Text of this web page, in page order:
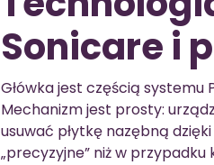
Sonicare i
Główka jest częścią systemu
Mechanizm jest prosty:
usuwać płytkę nazębną
„precyzyjne” niż w